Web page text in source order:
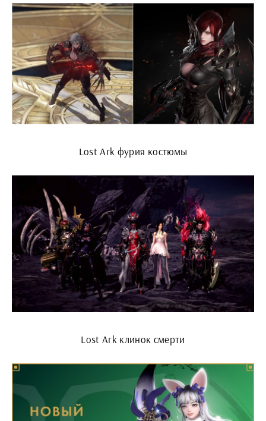
Lost Ark фурия костюмы
Lost Ark клинок смерти